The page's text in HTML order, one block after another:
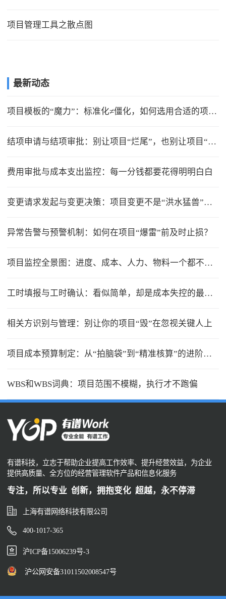
项目管理工具之散点图
最新动态
项目模板的“魔力”：标准化≠僵化，如何选用合适的项目模版？
结项申请与结项审批：别让项目“烂尾”，也别让项目“无限延期”
费用审批与成本支出监控：每一分钱都要花得明明白白
变更请求发起与变更决策：项目变更不是“洪水猛兽”，但要管住流程
异常告警与预警机制：如何在项目“爆雷”前及时止损？
项目监控全景图：进度、成本、人力、物料一个都不能少
工时填报与工时确认：看似简单，却是成本失控的最大漏洞
相关方识别与管理：别让你的项目“毁”在忽视关键人上
项目成本预算制定：从“拍脑袋”到“精准核算”的进阶之路
WBS和WBS词典：项目范围不模糊，执行才不跑偏
有谱科技，立志于帮助企业提高工作效率、提升经营效益，为企业
提供高质量、全方位的经营管理软件产品和信息化服务
专注，所以专业 创新，拥抱变化 超越，永不停滞
上海有谱网络科技有限公司
400-1017-365
沪ICP备15006239号-3
沪公网安备31011502008547号